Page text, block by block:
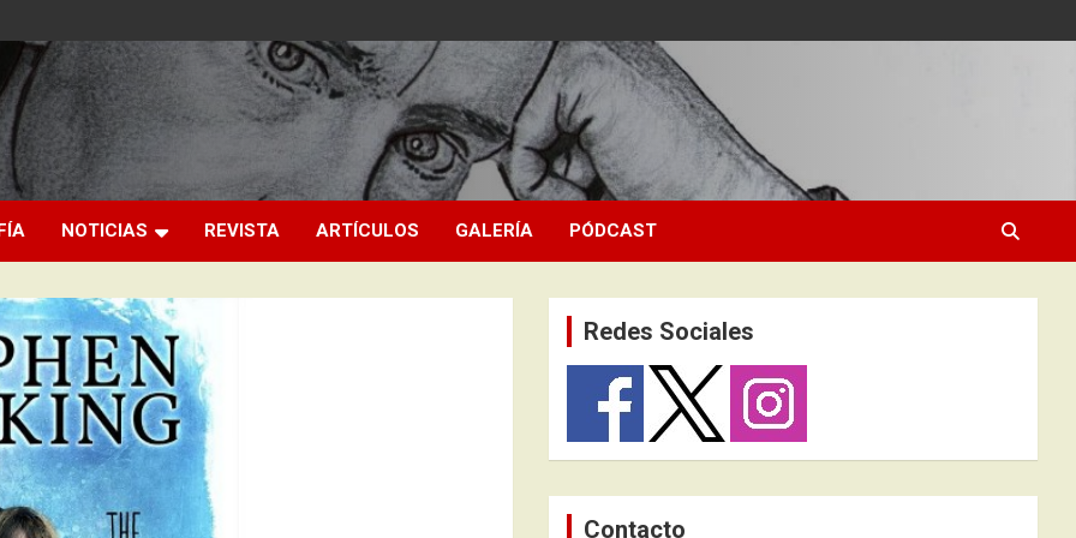
NOTICIAS REVISTA ARTÍCULOS GALERÍA PÓDCAST
Redes Sociales
Contacto